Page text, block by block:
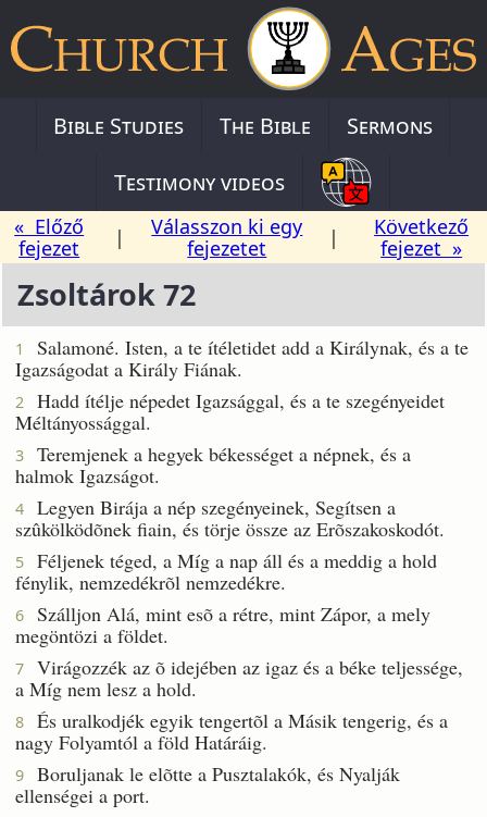
Bible Studies The Bible
Sermons
Testimony videos
« Előző
fejezet
|
Válasszon ki egy
fejezetet
|
Következő
fejezet »
Zsoltárok 72
1
Salamoné. Isten, a te ítéletidet add a Királynak, és a te
Igazságodat a Király Fiának.
2
Hadd ítélje népedet Igazsággal, és a te szegényeidet
Méltányossággal.
3
Teremjenek a hegyek békességet a népnek, és a
halmok Igazságot.
4
Legyen Birája a nép szegényeinek, Segítsen a
szûkölködõnek fiain, és törje össze az Erõszakoskodót.
5
Féljenek téged, a Míg a nap áll és a meddig a hold
fénylik, nemzedékrõl nemzedékre.
6
Szálljon Alá, mint esõ a rétre, mint Zápor, a mely
megöntözi a földet.
7
Virágozzék az õ idejében az igaz és a béke teljessége,
a Míg nem lesz a hold.
8
És uralkodjék egyik tengertõl a Másik tengerig, és a
nagy Folyamtól a föld Határáig.
9
Boruljanak le elõtte a Pusztalakók, és Nyalják
ellenségei a port.